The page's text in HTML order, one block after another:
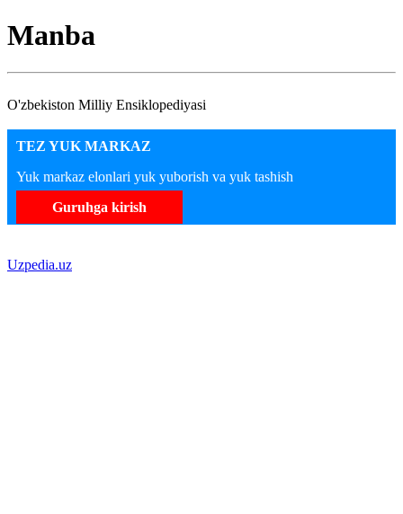
Manba
O'zbekiston Milliy Ensiklopediyasi
TEZ YUK MARKAZ
Yuk markaz elonlari yuk yuborish va yuk tashish
Guruhga kirish
Uzpedia.uz